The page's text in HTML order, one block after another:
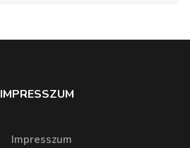
IMPRESSZUM
Impresszum